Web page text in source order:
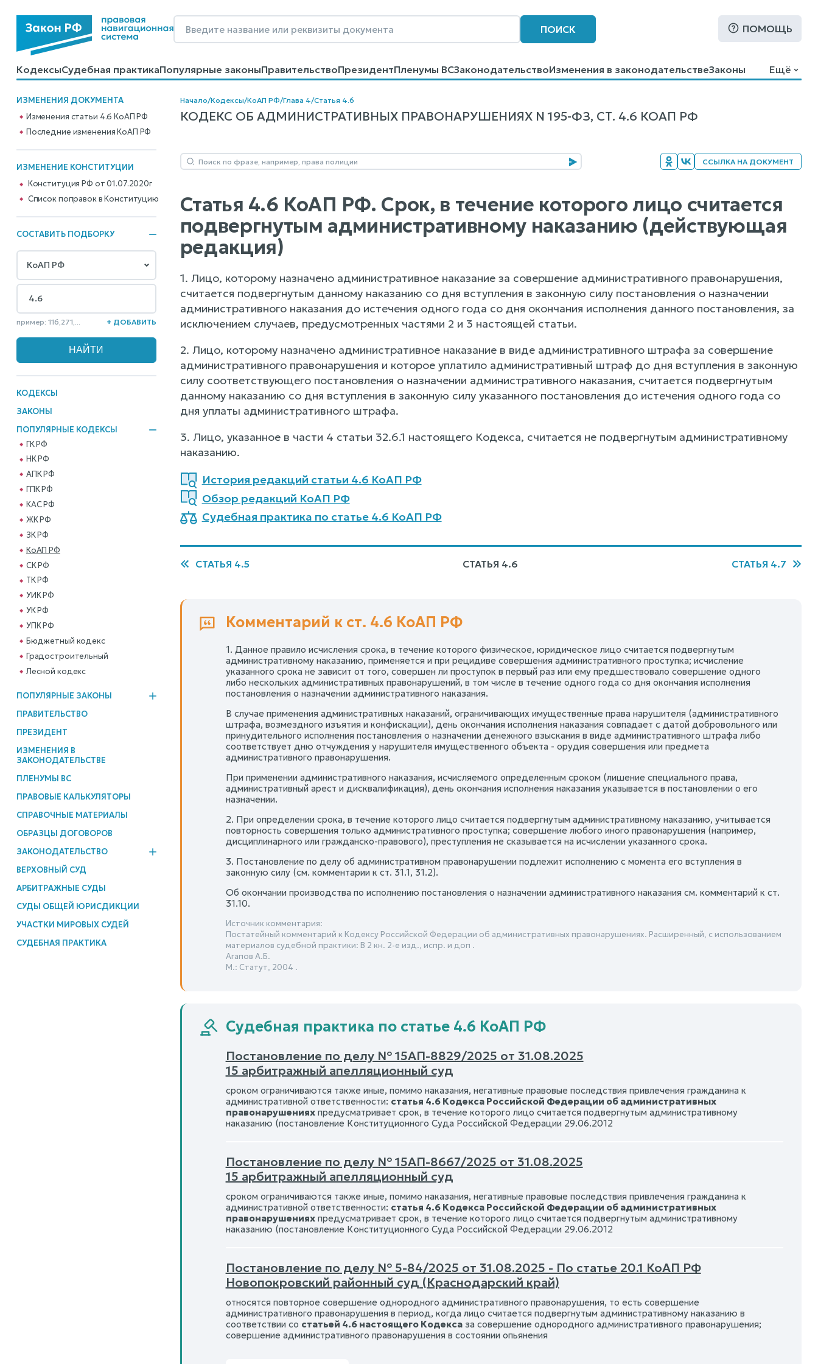
ПОИСК ПОМОЩЬ
КодексыСудебная практикаПопулярные законыПравительствоПрезидентПленумы ВСЗаконодательствоИзменения в законодательствеЗаконы
КалькуляторыСправочные материалыОбразцы договоровКонтактыПомощьПоиск
Ещё
ИЗМЕНЕНИЯ ДОКУМЕНТА
Изменения статьи 4.6 КоАП РФ
Последние изменения КоАП РФ
ИЗМЕНЕНИЕ КОНСТИТУЦИИ
Конституция РФ от 01.07.2020г
Cписок поправок в Конституцию
СОСТАВИТЬ ПОДБОРКУ
пример: 116,271,... + ДОБАВИТЬ
КОДЕКСЫ
ЗАКОНЫ
ПОПУЛЯРНЫЕ КОДЕКСЫ
ГК РФ
НК РФ
АПК РФ
ГПК РФ
КАС РФ
ЖК РФ
ЗК РФ
КоАП РФ
СК РФ
ТК РФ
УИК РФ
УК РФ
УПК РФ
Бюджетный кодекс
Градостроительный
Лесной кодекс
ПОПУЛЯРНЫЕ ЗАКОНЫ
ПРАВИТЕЛЬСТВО
ПРЕЗИДЕНТ
ИЗМЕНЕНИЯ В
ЗАКОНОДАТЕЛЬСТВЕ
ПЛЕНУМЫ ВС
ПРАВОВЫЕ КАЛЬКУЛЯТОРЫ
СПРАВОЧНЫЕ МАТЕРИАЛЫ
ОБРАЗЦЫ ДОГОВОРОВ
ЗАКОНОДАТЕЛЬСТВО
ВЕРХОВНЫЙ СУД
АРБИТРАЖНЫЕ СУДЫ
СУДЫ ОБЩЕЙ ЮРИСДИКЦИИ
УЧАСТКИ МИРОВЫХ СУДЕЙ
СУДЕБНАЯ ПРАКТИКА
Начало/Кодексы/КоАП РФ/Глава 4/Статья 4.6
КОДЕКС ОБ АДМИНИСТРАТИВНЫХ ПРАВОНАРУШЕНИЯХ N 195-ФЗ, СТ. 4.6 КОАП РФ
ССЫЛКА НА ДОКУМЕНТ
Статья 4.6 КоАП РФ. Срок, в течение которого лицо считается
подвергнутым административному наказанию (действующая
редакция)
1. Лицо, которому назначено административное наказание за совершение административного правонарушения,
считается подвергнутым данному наказанию со дня вступления в законную силу постановления о назначении
административного наказания до истечения одного года со дня окончания исполнения данного постановления, за
исключением случаев, предусмотренных частями 2 и 3 настоящей статьи.
2. Лицо, которому назначено административное наказание в виде административного штрафа за совершение
административного правонарушения и которое уплатило административный штраф до дня вступления в законную
силу соответствующего постановления о назначении административного наказания, считается подвергнутым
данному наказанию со дня вступления в законную силу указанного постановления до истечения одного года со
дня уплаты административного штрафа.
3. Лицо, указанное в части 4 статьи 32.6.1 настоящего Кодекса, считается не подвергнутым административному
наказанию.
История редакций статьи 4.6 КоАП РФ
Обзор редакций КоАП РФ
Судебная практика по статье 4.6 КоАП РФ
СТАТЬЯ 4.5 СТАТЬЯ 4.6 СТАТЬЯ 4.7
Комментарий к ст. 4.6 КоАП РФ
1. Данное правило исчисления срока, в течение которого физическое, юридическое лицо считается подвергнутым
административному наказанию, применяется и при рецидиве совершения административного проступка; исчисление
указанного срока не зависит от того, совершен ли проступок в первый раз или ему предшествовало совершение одного
либо нескольких административных правонарушений, в том числе в течение одного года со дня окончания исполнения
постановления о назначении административного наказания.
В случае применения административных наказаний, ограничивающих имущественные права нарушителя (административного
штрафа, возмездного изъятия и конфискации), день окончания исполнения наказания совпадает с датой добровольного или
принудительного исполнения постановления о назначении денежного взыскания в виде административного штрафа либо
соответствует дню отчуждения у нарушителя имущественного объекта - орудия совершения или предмета
административного правонарушения.
При применении административного наказания, исчисляемого определенным сроком (лишение специального права,
административный арест и дисквалификация), день окончания исполнения наказания указывается в постановлении о его
назначении.
2. При определении срока, в течение которого лицо считается подвергнутым административному наказанию, учитывается
повторность совершения только административного проступка; совершение любого иного правонарушения (например,
дисциплинарного или гражданско-правового), преступления не сказывается на исчислении указанного срока.
3. Постановление по делу об административном правонарушении подлежит исполнению с момента его вступления в
законную силу (см. комментарии к ст. 31.1, 31.2).
Об окончании производства по исполнению постановления о назначении административного наказания см. комментарий к ст.
31.10.
Источник комментария:
Постатейный комментарий к Кодексу Российской Федерации об административных правонарушениях. Расширенный, с использованием
материалов судебной практики: В 2 кн. 2-е изд., испр. и доп .
Агапов А.Б.
М.: Статут, 2004 .
Судебная практика по статье 4.6 КоАП РФ
Постановление по делу № 15АП-8829/2025 от 31.08.2025
15 арбитражный апелляционный суд
сроком ограничиваются также иные, помимо наказания, негативные правовые последствия привлечения гражданина к
административной ответственности: статья 4.6 Кодекса Российской Федерации об административных
правонарушенияхпредусматривает срок, в течение которого лицо считается подвергнутым административному
наказанию (постановление Конституционного Суда Российской Федерации 29.06.2012
Постановление по делу № 15АП-8667/2025 от 31.08.2025
15 арбитражный апелляционный суд
сроком ограничиваются также иные, помимо наказания, негативные правовые последствия привлечения гражданина к
административной ответственности: статья 4.6 Кодекса Российской Федерации об административных
правонарушенияхпредусматривает срок, в течение которого лицо считается подвергнутым административному
наказанию (постановление Конституционного Суда Российской Федерации 29.06.2012
Постановление по делу № 5-84/2025 от 31.08.2025 - По статье 20.1 КоАП РФ
Новопокровский районный суд (Краснодарский край)
относятся повторное совершение однородного административного правонарушения, то есть совершение
административного правонарушения в период, когда лицо считается подвергнутым административному наказанию в
соответствии со статьей 4.6 настоящего Кодексаза совершение однородного административного правонарушения;
совершение административного правонарушения в состоянии опьянения